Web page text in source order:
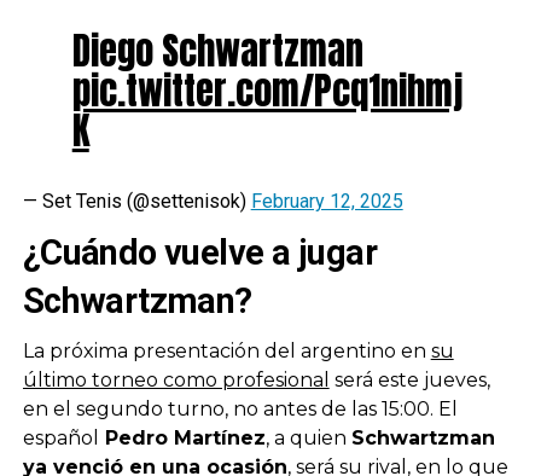
Diego Schwartzman
pic.twitter.com/Pcq1nihmj
K
— Set Tenis (@settenisok) February 12, 2025
¿Cuándo vuelve a jugar
Schwartzman?
La próxima presentación del argentino en su
último torneo como profesional será este jueves,
en el segundo turno, no antes de las 15:00. El
español
Pedro Martínez, a quien Schwartzman
ya venció en una ocasión, será su rival, en lo que